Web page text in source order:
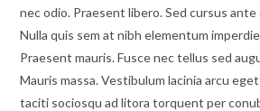
nec odio. Praesent libero. Sed cursus ante
Nulla quis sem at nibh elementum
Praesent mauris. Fusce nec tellus sed
Mauris massa. Vestibulum lacinia arcu
taciti sociosqu ad litora torquent per